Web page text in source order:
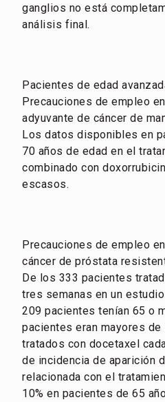
ganglios no está
análisis final.
Pacientes de edad
Precauciones de empleo
adyuvante de cáncer de
Los datos disponibles en
70 años de edad en el
combinado con
escasos.
Precauciones de empleo
cáncer de próstata
De los 333 pacientes
tres semanas en un
209 pacientes tenían 65 o
pacientes eran mayores de
tratados con docetaxel
de incidencia de aparición
relacionada con el
10% en pacientes de 65